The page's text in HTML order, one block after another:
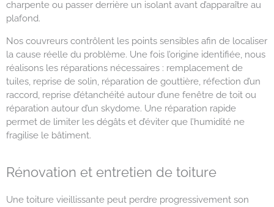
charpente ou passer derrière un isolant avant d’apparaître au
plafond.
Nos couvreurs contrôlent les points sensibles afin de localiser
la cause réelle du problème. Une fois l’origine identifiée, nous
réalisons les réparations nécessaires : remplacement de
tuiles, reprise de solin, réparation de gouttière, réfection d’un
raccord, reprise d’étanchéité autour d’une fenêtre de toit ou
réparation autour d’un skydome. Une réparation rapide
permet de limiter les dégâts et d’éviter que l’humidité ne
fragilise le bâtiment.
Rénovation et entretien de toiture
Une toiture vieillissante peut perdre progressivement son